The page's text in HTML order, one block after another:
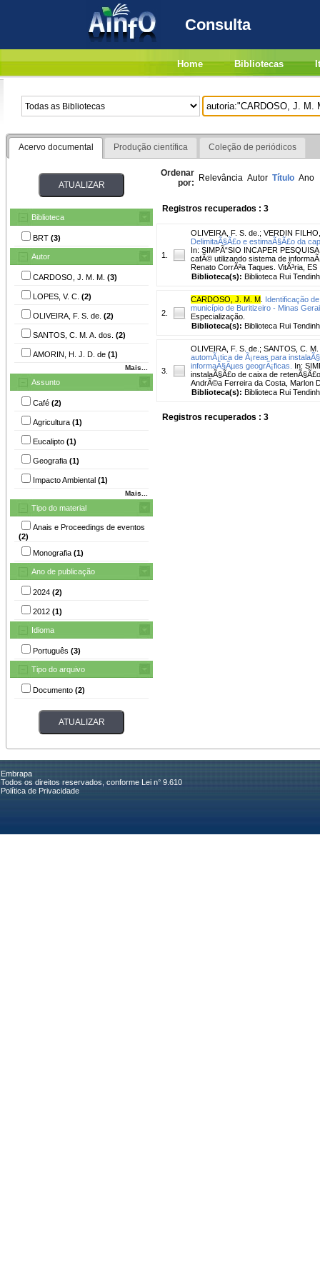
Consulta
Home Bibliotecas
Acervo documental Produção científica Coleção de periódicos
Biblioteca
BRT (3)
Autor
CARDOSO, J. M. M. (3)
LOPES, V. C. (2)
OLIVEIRA, F. S. de. (2)
SANTOS, C. M. A. dos. (2)
AMORIN, H. J. D. de (1)
Mais...
Assunto
Café (2)
Agricultura (1)
Eucalipto (1)
Geografia (1)
Impacto Ambiental (1)
Mais...
Tipo do material
Anais e Proceedings de eventos
(2)
Monografia (1)
Ano de publicação
2024 (2)
2012 (1)
Idioma
Português (3)
Tipo do arquivo
Documento (2)
Ordenar
por: Relevância Autor Título Ano
Registros recuperados : 3
1.
OLIVEIRA, F. S. de. ; VERDIN
DelimitaÃ§Ã£o e estimaÃ§Ã£o da
In: SIMPÃ“SIO INCAPER
cafÃ© utilizando sistema de
Renato CorrÃªa Taques. VitÃ³ria,
Biblioteca(s): Biblioteca Rui
2.
CARDOSO, J. M. M Identificação
município de Buritizeiro - Minas
Especialização.
Biblioteca(s): Biblioteca Rui
3.
OLIVEIRA, F. S. de. ; SANTOS, C. M.
automÃ¡tica de Ã¡reas para
informaÃ§Ãµes geogrÃ¡ficas.
In:
instalaÃ§Ã£o de caixa de
AndrÃ©a Ferreira da Costa, Marlon
Biblioteca(s): Biblioteca Rui
Registros recuperados : 3
Embrapa
Todos os direitos reservados, conforme Lei n° 9.610
Política de Privacidade